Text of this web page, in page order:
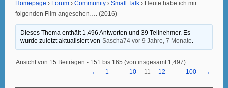
Homepage › Forum › Community › Small Talk › Heute habe ich mir
folgenden Film angesehen…. (2016)
Dieses Thema enthält 1,496 Antworten und 39 Teilnehmer. Es
wurde zuletzt aktualisiert von Sascha74 vor 9 Jahre, 7 Monate
Ansicht von 15 Beiträgen - 151 bis 165 (von insgesamt 1,497)
←
1 10 11 12 100 →